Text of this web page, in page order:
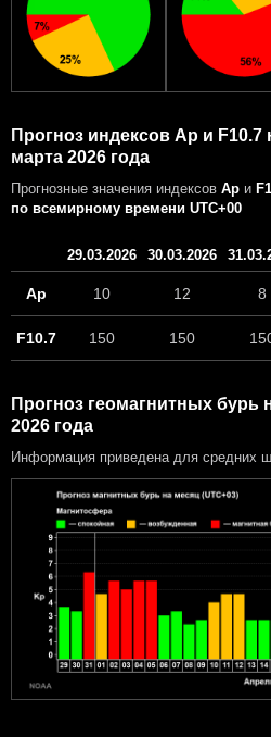
Прогноз индексов Ap и F10.7
марта 2026 года
Прогнозные значения индексов Ap и
по всемирному времени UTC+00
29.03.2026 30.03.2026
Ap 10 12 8
F10.7 150 150
Прогноз геомагнитных бурь
2026 года
Информация приведена для средних